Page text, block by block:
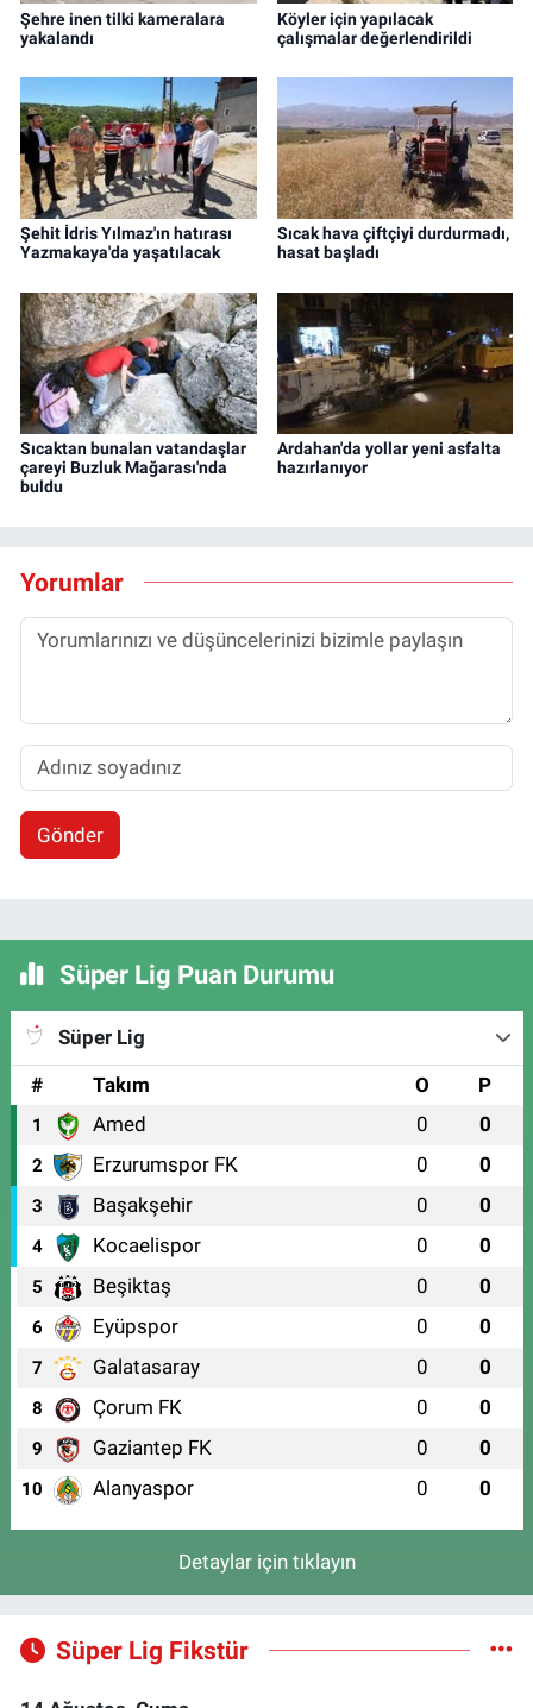
Şehre inen tilki kameralara
yakalandı
Köyler için yapılacak
çalışmalar değerlendirildi
Şehit İdris Yılmaz'ın hatırası
Yazmakaya'da yaşatılacak
Sıcak hava çiftçiyi durdurmadı,
hasat başladı
Sıcaktan bunalan vatandaşlar
çareyi Buzluk Mağarası'nda
buldu
Ardahan'da yollar yeni asfalta
hazırlanıyor
Yorumlar
Gönder
Süper Lig Puan Durumu
Süper Lig
#
Takım O P
1 Amed 0 0
2 Erzurumspor FK 0 0
3 Başakşehir 0 0
4 Kocaelispor 0 0
5 Beşiktaş 0 0
6 Eyüpspor 0 0
7 Galatasaray 0 0
8 Çorum FK 0 0
9 Gaziantep FK 0 0
10 Alanyaspor 0 0
Detaylar için tıklayın
Süper Lig Fikstür